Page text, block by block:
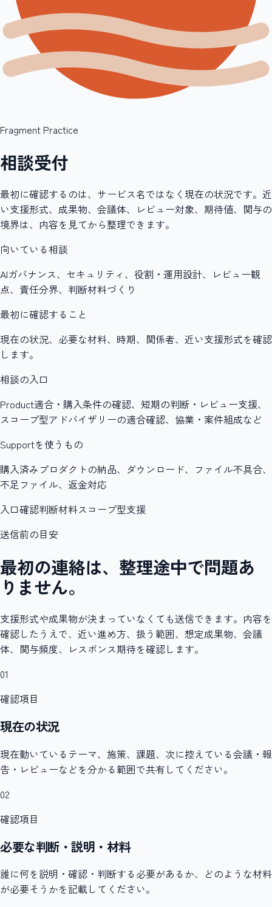
Fragment Practice
相談受付
最初に確認するのは、サービス名ではなく現在の状況です。近
い支援形式、成果物、会議体、レビュー対象、期待値、関与の
境界は、内容を見てから整理できます。
向いている相談
AIガバナンス、セキュリティ、役割・運用設計、レビュー観
点、責任分界、判断材料づくり
最初に確認すること
現在の状況、必要な材料、時期、関係者、近い支援形式を確認
します。
相談の入口
Product適合・購入条件の確認、短期の判断・レビュー支援、
スコープ型アドバイザリーの適合確認、協業・案件組成など
Supportを使うもの
購入済みプロダクトの納品、ダウンロード、ファイル不具合、
不足ファイル、返金対応
入口確認判断材料スコープ型支援
送信前の目安
最初の連絡は、整理途中で問題あ
りません。
支援形式や成果物が決まっていなくても送信できます。内容を
確認したうえで、近い進め方、扱う範囲、想定成果物、会議
体、関与頻度、レスポンス期待を確認します。
01
確認項目
現在の状況
現在動いているテーマ、施策、課題、次に控えている会議・報
告・レビューなどを分かる範囲で共有してください。
02
確認項目
必要な判断・説明・材料
誰に何を説明・確認・判断する必要があるか、どのような材料
が必要そうかを記載してください。